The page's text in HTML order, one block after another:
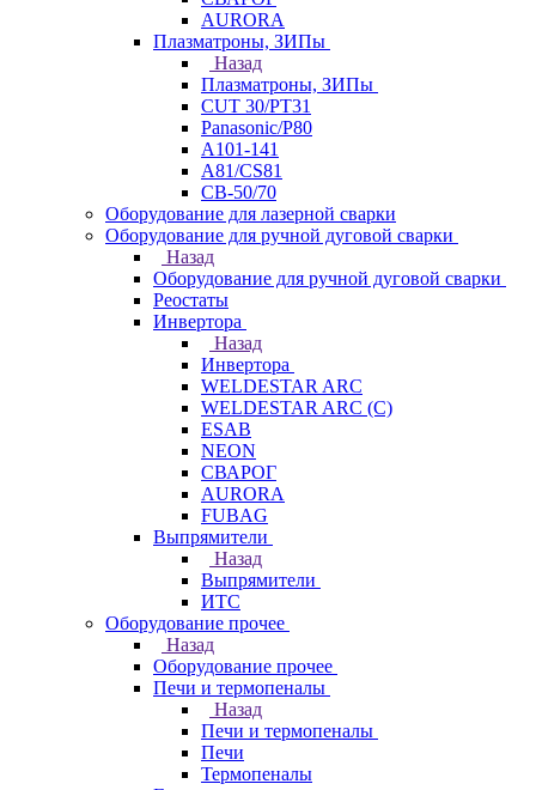
AURORA
Плазматроны, ЗИПы
Назад
Плазматроны, ЗИПы
CUT 30/PT31
Panasonic/P80
А101-141
А81/CS81
СВ-50/70
Оборудование для лазерной сварки
Оборудование для ручной дуговой сварки
Назад
Оборудование для ручной дуговой сварки
Реостаты
Инвертора
Назад
Инвертора
WELDESTAR ARC
WELDESTAR ARC (С)
ESAB
NEON
СВАРОГ
AURORA
FUBAG
Выпрямители
Назад
Выпрямители
ИТС
Оборудование прочее
Назад
Оборудование прочее
Печи и термопеналы
Назад
Печи и термопеналы
Печи
Термопеналы